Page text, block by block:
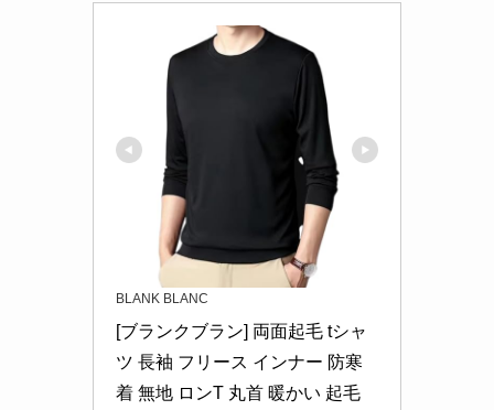
BLANK BLANC
[ブランクブラン] 両面起毛 tシャ
ツ 長袖 フリース インナー 防寒
着 無地 ロンT 丸首 暖かい 起毛